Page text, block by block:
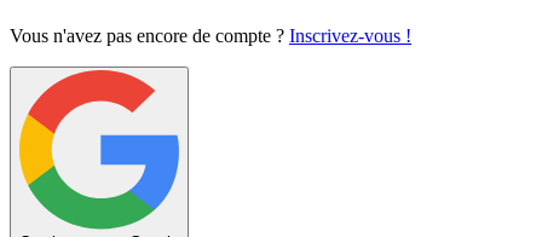
Vous n'avez pas encore de compte ? Inscrivez-vous !